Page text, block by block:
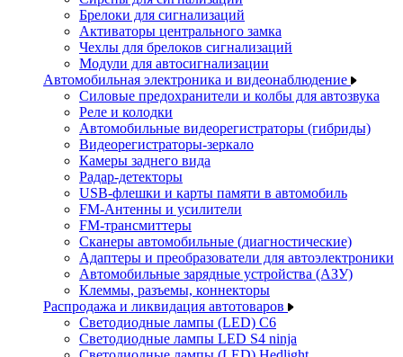
Брелоки для сигнализаций
Активаторы центрального замка
Чехлы для брелоков сигнализаций
Модули для автосигнализации
Автомобильная электроника и видеонаблюдение
Силовые предохранители и колбы для автозвука
Реле и колодки
Автомобильные видеорегистраторы (гибриды)
Видеорегистраторы-зеркало
Камеры заднего вида
Радар-детекторы
USB-флешки и карты памяти в автомобиль
FM-Антенны и усилители
FM-трансмиттеры
Сканеры автомобильные (диагностические)
Адаптеры и преобразователи для автоэлектроники
Автомобильные зарядные устройства (АЗУ)
Клеммы, разъемы, коннекторы
Распродажа и ликвидация автотоваров
Светодиодные лампы (LED) C6
Светодиодные лампы LED S4 ninja